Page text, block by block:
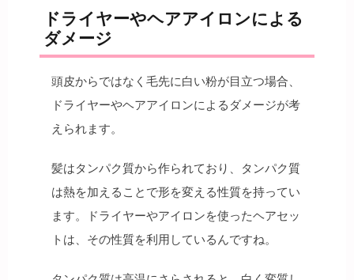
ドライヤーやヘアアイロンによる
ダメージ
頭皮からではなく毛先に白い粉が目立つ場合、
ドライヤーやヘアアイロンによるダメージが考
えられます。
髪はタンパク質から作られており、タンパク質
は熱を加えることで形を変える性質を持ってい
ます。ドライヤーやアイロンを使ったヘアセッ
トは、その性質を利用しているんですね。